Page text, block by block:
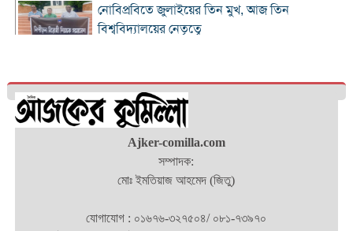
নোবিপ্রবিতে জুলাইয়ের তিন মুখ, আজ তিন
বিশ্ববিদ্যালয়ের নেতৃত্বে
চৌদ্দগ্রামে রাস্তার জায়গায় নিয়ে হামলায় যুবকের মৃত্যু
কুমিল্লায় জুলাই গণঅভ্যুত্থান দিবস পালিত
কুমিল্লায় শ্বশুরবাড়িতে নাস্তা না দেওয়া নিয়ে বিরোধ,
Ajker-comilla.com
সম্পাদক:
মোঃ ইমতিয়াজ আহমেদ (জিতু)
যোগাযোগ : ০১৬৭৬-৩২৭৫০৪/ ০৮১-৭৩৯৭০